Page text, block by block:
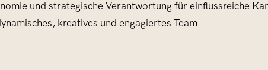
und strategische Verantwortung für einflussreiche
kreatives und engagiertes Team